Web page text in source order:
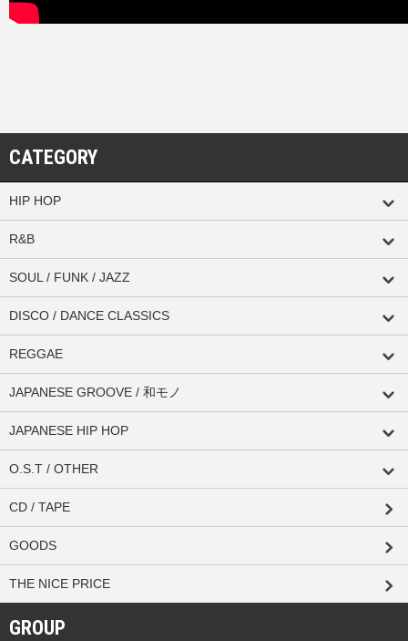
CATEGORY
HIP HOP
R&B
SOUL / FUNK / JAZZ
DISCO / DANCE CLASSICS
REGGAE
JAPANESE GROOVE / 和モノ
JAPANESE HIP HOP
O.S.T / OTHER
CD / TAPE
GOODS
THE NICE PRICE
GROUP